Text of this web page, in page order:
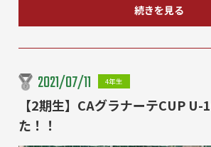
続きを見る
2021/07/11 4年生
【2期生】CAグラナーテCUP
た！！